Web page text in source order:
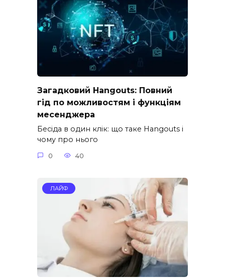
Загадковий Hangouts: Повний
гід по можливостям і функціям
месенджера
Бесіда в один клік: що таке Hangouts і
чому про нього
0 40
ЛАЙФ